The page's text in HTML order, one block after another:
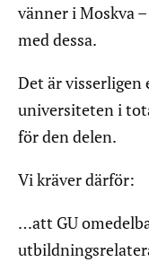
vänner i Moskva
med dessa.
Det är visserligen
universiteten i
för den delen.
Vi kräver därför:
…att GU